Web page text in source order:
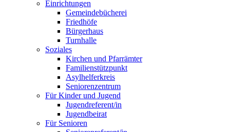
Einrichtungen
Gemeindebücherei
Friedhöfe
Bürgerhaus
Turnhalle
Soziales
Kirchen und Pfarrämter
Familienstützpunkt
Asylhelferkreis
Seniorenzentrum
Für Kinder und Jugend
Jugendreferent/in
Jugendbeirat
Für Senioren